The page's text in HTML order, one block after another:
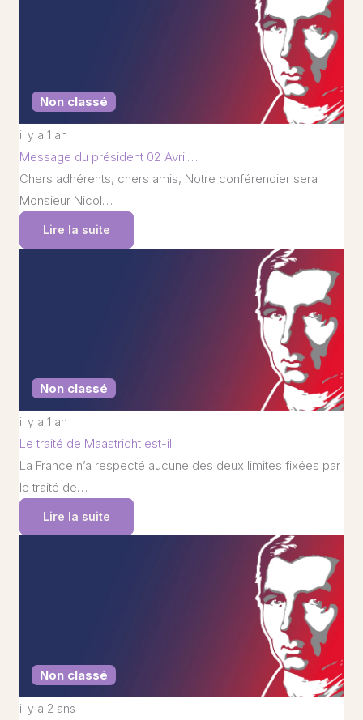
Non classé
il y a 1 an
Message du président 02 Avril…
Chers adhérents, chers amis, Notre conférencier sera
Monsieur Nicol…
Lire la suite
Non classé
il y a 1 an
Le traité de Maastricht est-il…
La France n’a respecté aucune des deux limites fixées par
le traité de…
Lire la suite
Non classé
il y a 2 ans